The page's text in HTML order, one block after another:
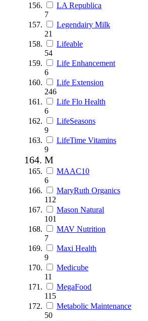
LA Republica
7
Legendairy Milk
21
Lifeable
54
Life Enhancement
6
Life Extension
246
Life Flo Health
6
LifeSeasons
9
LifeTime Vitamins
9
M
MAAC10
6
MaryRuth Organics
112
Mason Natural
101
MAV Nutrition
7
Maxi Health
9
Medicube
11
MegaFood
115
Metabolic Maintenance
50